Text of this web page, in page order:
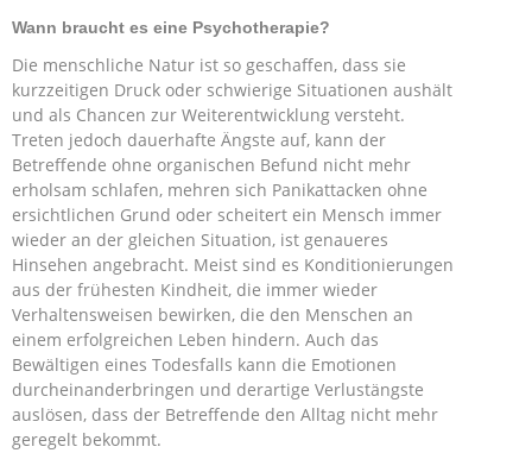
Wann braucht es eine Psychotherapie?
Die menschliche Natur ist so geschaffen, dass sie
kurzzeitigen Druck oder schwierige Situationen aushält
und als Chancen zur Weiterentwicklung versteht.
Treten jedoch dauerhafte Ängste auf, kann der
Betreffende ohne organischen Befund nicht mehr
erholsam schlafen, mehren sich Panikattacken ohne
ersichtlichen Grund oder scheitert ein Mensch immer
wieder an der gleichen Situation, ist genaueres
Hinsehen angebracht. Meist sind es Konditionierungen
aus der frühesten Kindheit, die immer wieder
Verhaltensweisen bewirken, die den Menschen an
einem erfolgreichen Leben hindern. Auch das
Bewältigen eines Todesfalls kann die Emotionen
durcheinanderbringen und derartige Verlustängste
auslösen, dass der Betreffende den Alltag nicht mehr
geregelt bekommt.